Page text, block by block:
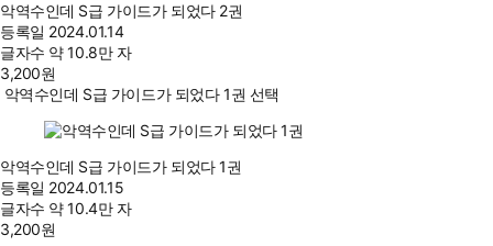
악역수인데 S급 가이드가 되었다 2권
등록일 2024.01.14
글자수 약 10.8만 자
3,200원
악역수인데 S급 가이드가 되었다 1권 선택
악역수인데 S급 가이드가 되었다 1권
등록일 2024.01.15
글자수 약 10.4만 자
3,200원